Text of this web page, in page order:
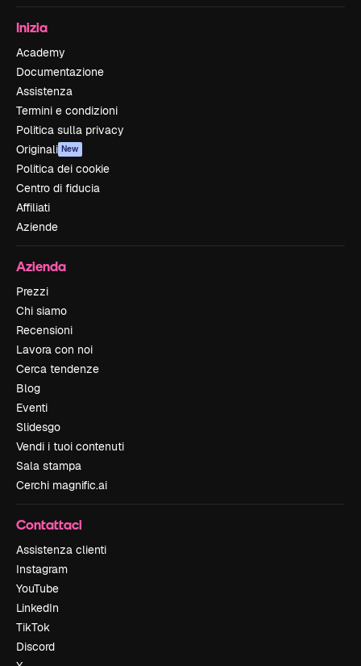
Inizia
Academy
Documentazione
Assistenza
Termini e condizioni
Politica sulla privacy
Originali New
Politica dei cookie
Centro di fiducia
Affiliati
Aziende
Azienda
Prezzi
Chi siamo
Recensioni
Lavora con noi
Cerca tendenze
Blog
Eventi
Slidesgo
Vendi i tuoi contenuti
Sala stampa
Cerchi magnific.ai
Contattaci
Assistenza clienti
Instagram
YouTube
LinkedIn
TikTok
Discord